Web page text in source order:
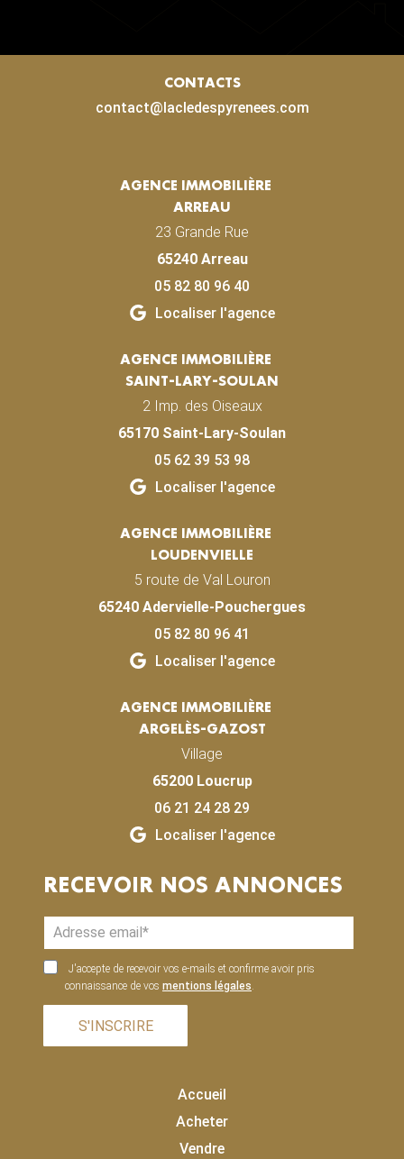
CONTACTS
contact@lacledespyrenees.com
AGENCE IMMOBILIÈRE
ARREAU
23 Grande Rue
65240 Arreau
05 82 80 96 40
Localiser l'agence
AGENCE IMMOBILIÈRE
SAINT-LARY-SOULAN
2 Imp. des Oiseaux
65170 Saint-Lary-Soulan
05 62 39 53 98
Localiser l'agence
AGENCE IMMOBILIÈRE
LOUDENVIELLE
5 route de Val Louron
65240 Adervielle-Pouchergues
05 82 80 96 41
Localiser l'agence
AGENCE IMMOBILIÈRE
ARGELÈS-GAZOST
Village
65200 Loucrup
06 21 24 28 29
Localiser l'agence
RECEVOIR NOS ANNONCES
J'accepte de recevoir vos e-mails et confirme avoir pris
connaissance de vos mentions légales.
S'INSCRIRE
Accueil
Acheter
Vendre